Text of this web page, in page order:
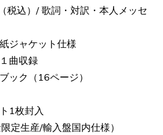
税込）/ 歌詞・対訳・本人メッセ
ジャケット仕様
曲収録
ック（16ページ）
1枚封入
定生産/輸入盤国内仕様）